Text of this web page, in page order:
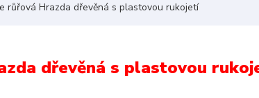
Hrazda dřevěná s plastovou rukojetí
dřevěná s plastovou